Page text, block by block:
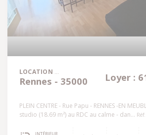
LOCATION
Rennes - 35000 Loyer :
PLEIN CENTRE - Rue Papu - RENNES -EN
studio (18.69 m²) au RDC au calme - dan...